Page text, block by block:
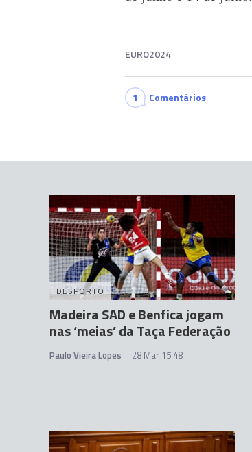
EURO2024
1 Comentários
DESPORTO
Madeira SAD e Benfica jogam
nas ‘meias’ da Taça Federação
Paulo Vieira Lopes 28 Mar 15:48